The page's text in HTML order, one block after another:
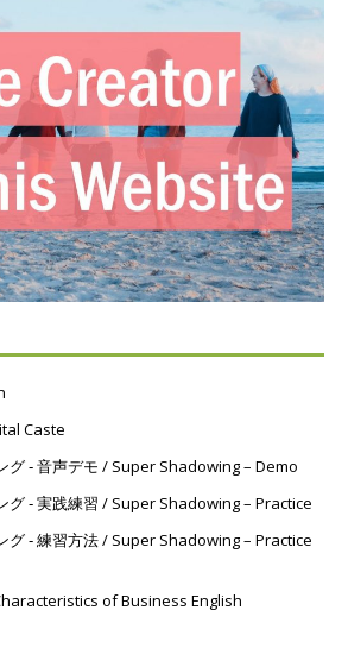
Caste
グ ‐ 音声デモ / Super Shadowing – Demo
グ ‐ 実践練習 / Super Shadowing – Practice
グ ‐ 練習方法 / Super Shadowing – Practice
of Business English